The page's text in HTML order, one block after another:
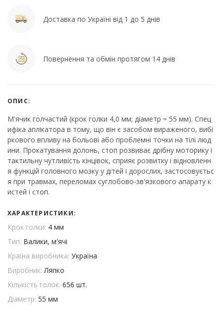
Доставка по Україні від 1 до 5 днів
Повернення та обмін протягом 14 днів
ОПИС:
М'ячик голчастий (крок голки 4,0 мм; діаметр ≈ 55 мм). Спец
ифіка аплікатора в тому, що він є засобом вираженого, вибі
ркового впливу на больові або проблемні точки на тілі люд
ини. Прокатування долонь, стоп розвиває дрібну моторику і
тактильну чутливість кінцівок, сприяє розвитку і відновленн
я функцій головного мозку у дітей і дорослих, застосовуєтьс
я при травмах, переломах суглобово-зв'язкового апарату к
истей і стоп.
ХАРАКТЕРИСТИКИ:
Крок голки: 4 мм
Тип: Валики, м'ячі
Країна виробника: Україна
Виробник:Ляпко
Кількість голок: 656 шт.
Діаметр: 55 мм